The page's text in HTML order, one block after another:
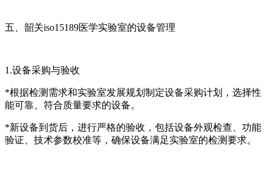
五、韶关iso15189医学实验室的设备管理
1.设备采购与验收
*根据检测需求和实验室发展规划制定设备采购计划，选择性
能可靠、符合质量要求的设备。
*新设备到货后，进行严格的验收，包括设备外观检查、功能
验证、技术参数校准等，确保设备满足实验室的检测要求。